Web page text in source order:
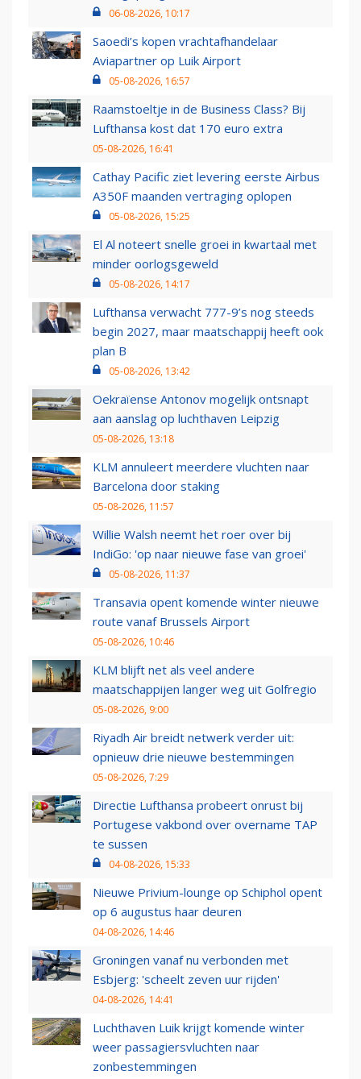
06-08-2026, 10:17
Saoedi’s kopen vrachtafhandelaar
Aviapartner op Luik Airport
05-08-2026, 16:57
Raamstoeltje in de Business Class? Bij
Lufthansa kost dat 170 euro extra
05-08-2026, 16:41
Cathay Pacific ziet levering eerste Airbus
A350F maanden vertraging oplopen
05-08-2026, 15:25
El Al noteert snelle groei in kwartaal met
minder oorlogsgeweld
05-08-2026, 14:17
Lufthansa verwacht 777-9’s nog steeds
begin 2027, maar maatschappij heeft ook
plan B
05-08-2026, 13:42
Oekraïense Antonov mogelijk ontsnapt
aan aanslag op luchthaven Leipzig
05-08-2026, 13:18
KLM annuleert meerdere vluchten naar
Barcelona door staking
05-08-2026, 11:57
Willie Walsh neemt het roer over bij
IndiGo: 'op naar nieuwe fase van groei'
05-08-2026, 11:37
Transavia opent komende winter nieuwe
route vanaf Brussels Airport
05-08-2026, 10:46
KLM blijft net als veel andere
maatschappijen langer weg uit Golfregio
05-08-2026, 9:00
Riyadh Air breidt netwerk verder uit:
opnieuw drie nieuwe bestemmingen
05-08-2026, 7:29
Directie Lufthansa probeert onrust bij
Portugese vakbond over overname TAP
te sussen
04-08-2026, 15:33
Nieuwe Privium-lounge op Schiphol opent
op 6 augustus haar deuren
04-08-2026, 14:46
Groningen vanaf nu verbonden met
Esbjerg: 'scheelt zeven uur rijden'
04-08-2026, 14:41
Luchthaven Luik krijgt komende winter
weer passagiersvluchten naar
zonbestemmingen